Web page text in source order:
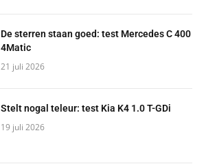
De sterren staan goed: test Mercedes C 400
4Matic
21 juli 2026
Stelt nogal teleur: test Kia K4 1.0 T-GDi
19 juli 2026